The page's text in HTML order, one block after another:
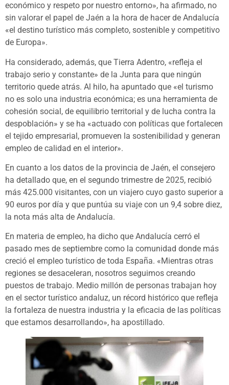
económico y respeto por nuestro entorno», ha afirmado, no
sin valorar el papel de Jaén a la hora de hacer de Andalucía
«el destino turístico más completo, sostenible y competitivo
de Europa».
Ha considerado, además, que Tierra Adentro, «refleja el
trabajo serio y constante» de la Junta para que ningún
territorio quede atrás. Al hilo, ha apuntado que «el turismo
no es solo una industria económica; es una herramienta de
cohesión social, de equilibrio territorial y de lucha contra la
despoblación» y se ha «actuado con políticas que fortalecen
el tejido empresarial, promueven la sostenibilidad y generan
empleo de calidad en el interior».
En cuanto a los datos de la provincia de Jaén, el consejero
ha detallado que, en el segundo trimestre de 2025, recibió
más 425.000 visitantes, con un viajero cuyo gasto superior a
90 euros por día y que puntúa su viaje con un 9,4 sobre diez,
la nota más alta de Andalucía.
En materia de empleo, ha dicho que Andalucía cerró el
pasado mes de septiembre como la comunidad donde más
creció el empleo turístico de toda España. «Mientras otras
regiones se desaceleran, nosotros seguimos creando
puestos de trabajo. Medio millón de personas trabajan hoy
en el sector turístico andaluz, un récord histórico que refleja
la fortaleza de nuestra industria y la eficacia de las políticas
que estamos desarrollando», ha apostillado.